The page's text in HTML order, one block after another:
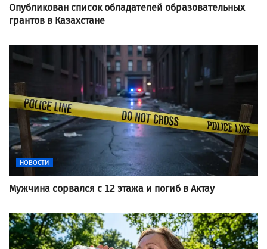
Опубликован список обладателей образовательных
грантов в Казахстане
НОВОСТИ
Мужчина сорвался с 12 этажа и погиб в Актау